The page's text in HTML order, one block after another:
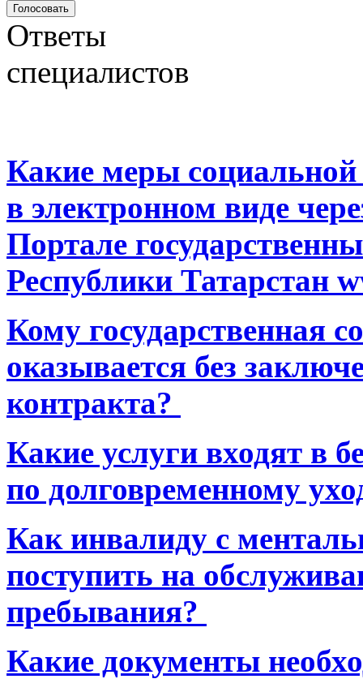
Ответы
специалистов
Какие меры
в электронном виде
Портале
Республики Татарстан
Кому государственная
оказывается без
контракта?
Какие услуги входят в
по долговременному
Как инвалиду с
поступить на
пребывания?
Какие документы